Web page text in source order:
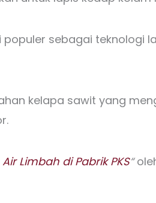
sebagai
kelapa sawit yang
Limbah di Pabrik PKS“